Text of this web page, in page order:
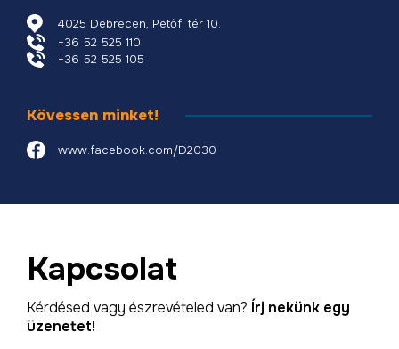
4025 Debrecen, Petőfi tér 10.
+36 52 525 110
+36 52 525 105
Kövessen minket!
www.facebook.com/D2030
Kapcsolat
Kérdésed vagy észrevételed van? Írj nekünk egy
üzenetet!